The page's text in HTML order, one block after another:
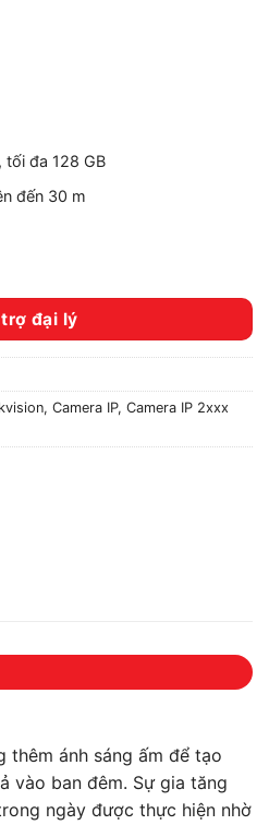
tối đa 128 GB
đến 30 m
đại lý
, Camera IP, Camera IP 2xxx
thêm ánh sáng ấm để tạo
vào ban đêm. Sự gia tăng
ngày được thực hiện nhờ